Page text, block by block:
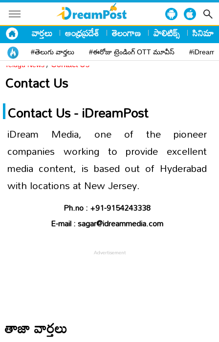
వార్తలు ఆంధ్రప్రదేశ్ తెలంగాణ పాలిటిక్స్ సినిమా
#తెలుగు వార్తలు #ఈరోజు ట్రెండింగ్ OTT మూవీస్
Telugu News/Contact Us
Contact Us
Contact Us - iDreamPost
iDream Media, one of the pioneer
companies working to provide excellent
media content, is based out of Hyderabad
with locations at New Jersey.
Ph.no : +91-9154243338
E-mail : sagar@idreammedia.com
తాజా వార్తలు